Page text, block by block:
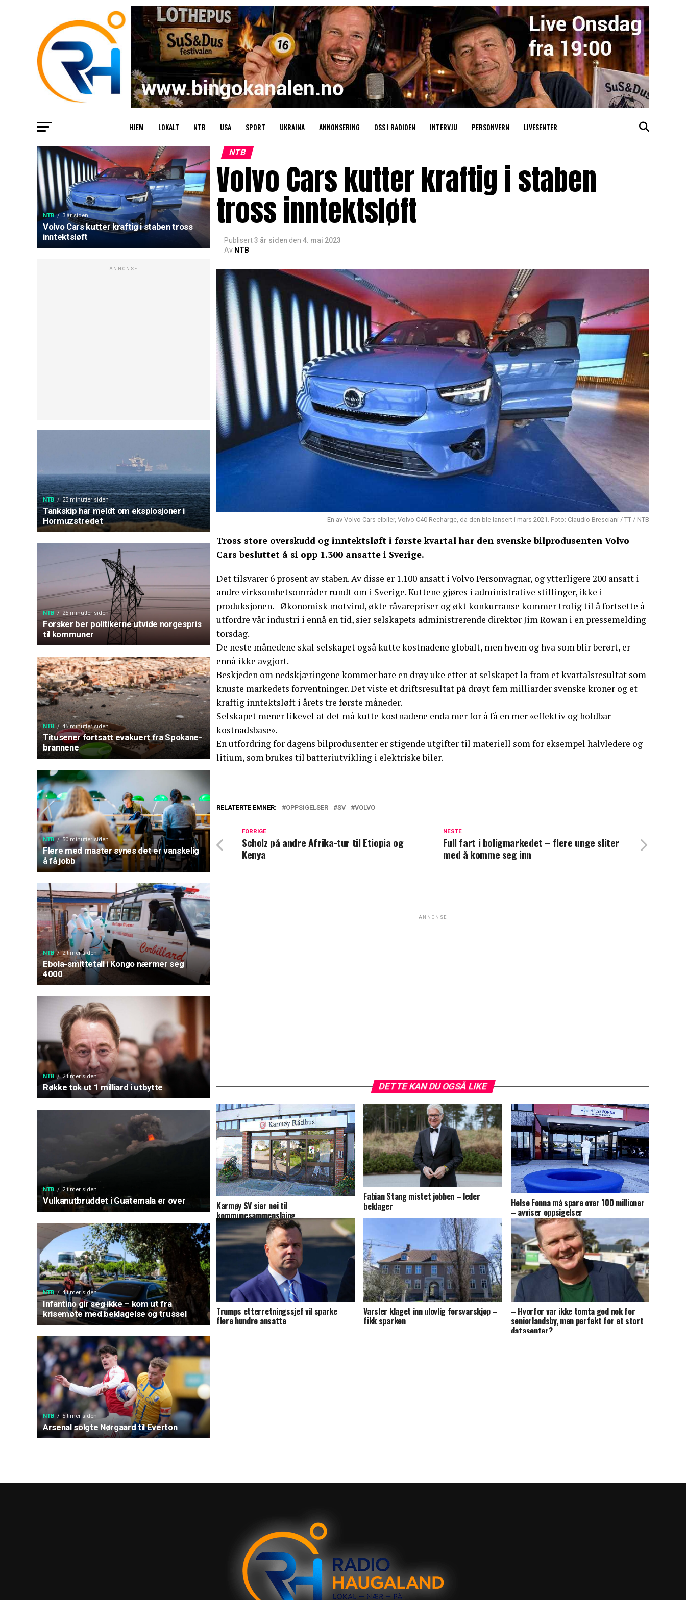
HJEM LOKALT NTB USA SPORT UKRAINA ANNONSERING OSS I RADIOEN INTERVJU PERSONVERN LIVESENTER
NTB 3 år siden
Volvo Cars kutter kraftig i staben tross
inntektsløft
ANNONSE
NTB 25 minutter siden
Tankskip har meldt om eksplosjoner i
Hormuzstredet
NTB 25 minutter siden
Forsker ber politikerne utvide norgespris
til kommuner
NTB 45 minutter siden
Titusener fortsatt evakuert fra Spokane-
brannene
NTB 50 minutter siden
Flere med master synes det er vanskelig
å få jobb
NTB 2 timer siden
Ebola-smittetall i Kongo nærmer seg
4000
NTB 2 timer siden
Røkke tok ut 1 milliard i utbytte
NTB 2 timer siden
Vulkanutbruddet i Guatemala er over
NTB 4 timer siden
Infantino gir seg ikke – kom ut fra
krisemøte med beklagelse og trussel
NTB 5 timer siden
Arsenal solgte Nørgaard til Everton
NTB
Volvo Cars kutter kraftig i staben
tross inntektsløft
Publisert3 år siden den 4. mai 2023
Av NTB
En av Volvo Cars elbiler, Volvo C40 Recharge, da den ble lansert i mars 2021. Foto: Claudio Bresciani / TT / NTB
Tross store overskudd og inntektsløft i første kvartal har den svenske bilprodusenten Volvo
Cars besluttet å si opp 1.300 ansatte i Sverige.
Det tilsvarer 6 prosent av staben. Av disse er 1.100 ansatt i Volvo Personvagnar, og ytterligere 200 ansatt i
andre virksomhetsområder rundt om i Sverige. Kuttene gjøres i administrative stillinger, ikke i
produksjonen.– Økonomisk motvind, økte råvarepriser og økt konkurranse kommer trolig til å fortsette å
utfordre vår industri i ennå en tid, sier selskapets administrerende direktør Jim Rowan i en pressemelding
torsdag.
De neste månedene skal selskapet også kutte kostnadene globalt, men hvem og hva som blir berørt, er
ennå ikke avgjort.
Beskjeden om nedskjæringene kommer bare en drøy uke etter at selskapet la fram et kvartalsresultat som
knuste markedets forventninger. Det viste et driftsresultat på drøyt fem milliarder svenske kroner og et
kraftig inntektsløft i årets tre første måneder.
Selskapet mener likevel at det må kutte kostnadene enda mer for å få en mer «effektiv og holdbar
kostnadsbase».
En utfordring for dagens bilprodusenter er stigende utgifter til materiell som for eksempel halvledere og
litium, som brukes til batteriutvikling i elektriske biler.
RELATERTE EMNER: OPPSIGELSER SV VOLVO
NESTE
Full fart i boligmarkedet – flere unge sliter
med å komme seg inn
FORRIGE
Scholz på andre Afrika-tur til Etiopia og
Kenya
ANNONSE
DETTE KAN DU OGSÅ LIKE
Karmøy SV sier nei til
kommunesammenslåing
Fabian Stang mistet jobben – leder
beklager Helse Fonna må spare over 100 millioner
– avviser oppsigelser
Trumps etterretningssjef vil sparke
flere hundre ansatte
Varsler klaget inn ulovlig forsvarskjøp –
fikk sparken
– Hvorfor var ikke tomta god nok for
seniorlandsby, men perfekt for et stort
datasenter?